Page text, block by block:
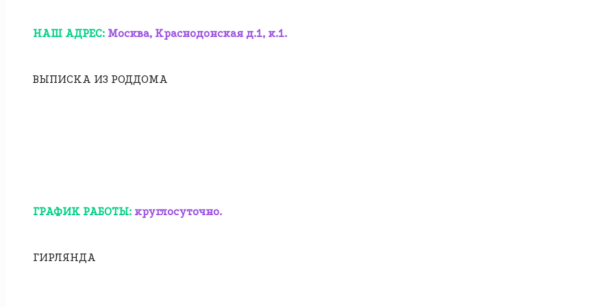
НАШ АДРЕС: Москва, Краснодонская д.1, к.1.
ВЫПИСКА ИЗ РОДДОМА
ГРАФИК РАБОТЫ: круглосуточно.
ГИРЛЯНДА